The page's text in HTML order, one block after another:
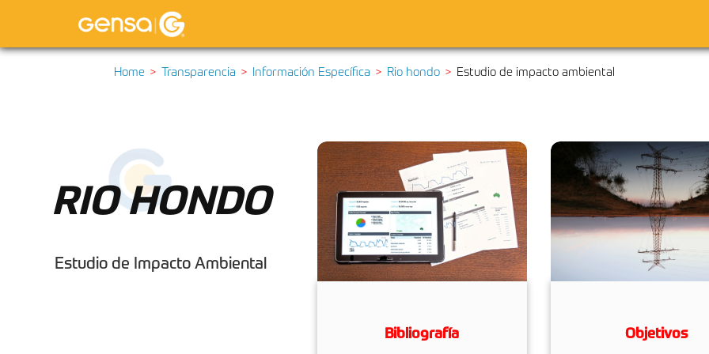
Home Transparencia Información Específica Rio hondo Estudio de impacto ambiental
RIO HONDO
Estudio de Impacto Ambiental
Bibliografía Objetivos